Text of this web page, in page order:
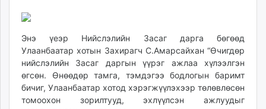
shuum.mn
times.mn
tvmongolia.mn
mass.mn
unegui.mn
assa.mn
Энэ үеэр Нийслэлийн Засаг дарга бөгөөд
Улаанбаатар хотын Захирагч С.Амарсайхан “Өчигдөр
нийслэлийн Засаг даргын үүрэг ажлаа хүлээлгэн
өгсөн. Өнөөдөр тамга, тэмдэгээ бодлогын баримт
бичиг, Улаанбаатар хотод хэрэгжүүлэхээр төлөвлөсөн
томоохон зорилтууд, эхлүүлсэн ажлуудыг